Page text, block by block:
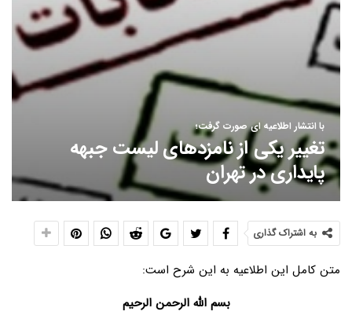
با انتشار اطلاعیه ای صورت گرفت؛
تغییر یکی از نامزدهای لیست جبهه
پایداری در تهران
به اشتراک گذاری
متن کامل این اطلاعیه به این شرح است:
بسم الله الرحمن الرحیم